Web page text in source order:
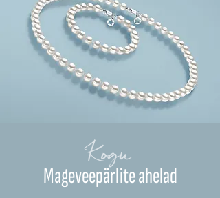
Kogu
Mageveepärlite ahelad